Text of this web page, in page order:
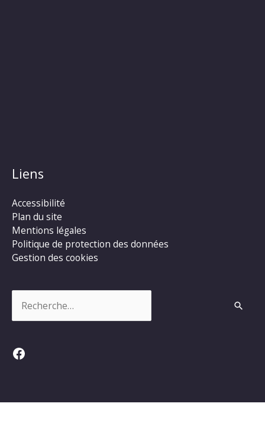
Liens
Accessibilité
Plan du site
Mentions légales
Politique de protection des données
Gestion des cookies
Facebook